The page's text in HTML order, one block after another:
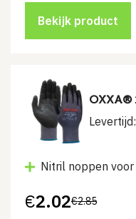
Bekijk product
OXXA®
Levertijd:
Nitril noppen
€2.85
€2.02